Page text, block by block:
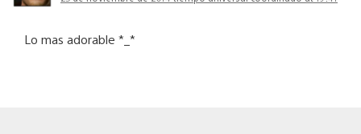
Lo mas adorable *_*